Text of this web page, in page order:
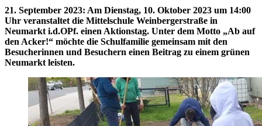
21. September 2023: Am Dienstag, 10. Oktober 2023 um 14:00
Uhr veranstaltet die Mittelschule Weinbergerstraße in
Neumarkt i.d.OPf. einen Aktionstag. Unter dem Motto „Ab auf
den Acker!“ möchte die Schulfamilie gemeinsam mit den
Besucherinnen und Besuchern einen Beitrag zu einem grünen
Neumarkt leisten.